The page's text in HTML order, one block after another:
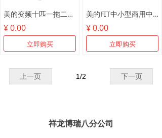
美的变频十匹一拖二MDV-250W/SN1-8R1
¥ 0.00
立即购买
美的FIT中小型商用中央空调
¥ 0.00
立即购买
上一页 下一页
1/2
祥龙博瑞八分公司